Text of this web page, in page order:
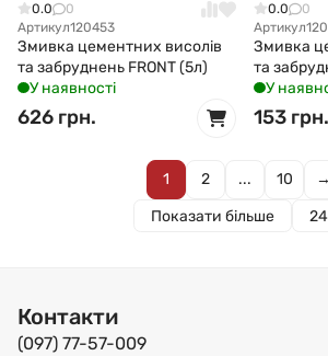
0.0
0
Артикул120453
Змивка цементних висолів
та забруднень FRONT (5л)
У наявності
626 грн.
0.0
0
Артикул
Змивка
та
У
153 грн.
1 2 ... 10
→
Показати більше
24
Контакти
(097) 77-57-009